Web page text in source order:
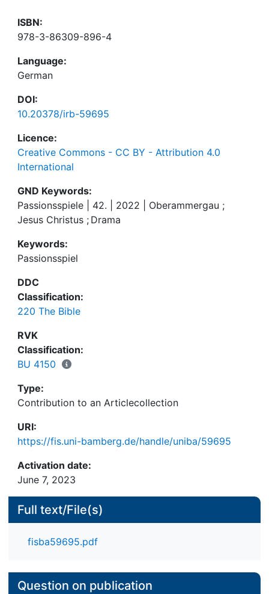
ISBN:
978-3-86309-896-4
Language:
German
DOI:
10.20378/irb-59695
Licence:
Creative Commons - CC BY - Attribution 4.0
International
GND Keywords:
Passionsspiele | 42. | 2022 | Oberammergau ;
Jesus Christus ; Drama
Keywords:
Passionsspiel
DDC
Classification:
220 The Bible
RVK
Classification:
BU 4150
Type:
Contribution to an Articlecollection
URI:
https://fis.uni-bamberg.de/handle/uniba/59695
Activation date:
June 7, 2023
Full text/File(s)
fisba59695.pdf
Question on publication